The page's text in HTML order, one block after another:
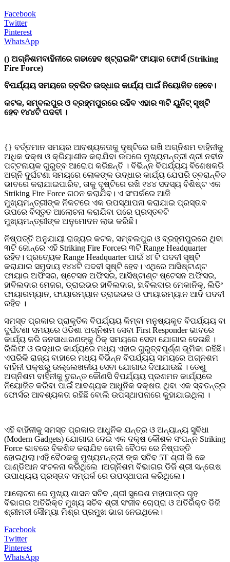
Facebook
Twitter
Pinterest
WhatsApp
() ଅଗ୍ନିଶମବାହିନୀରେ ଗଢାହେବ ଷ୍ଟ୍ରାଇକିଂ ଫାୟାର ଫୋର୍ସ (Striking
Fire Force)
ବିପର୍ଯ୍ୟୟ ସମୟରେ ତ୍ବରିତ ଉଦ୍ଧାର କାର୍ଯ୍ୟ ପାଇଁ ନିୟୋଜିତ ହେବେ।
କଟକ, ସମ୍ବଲପୁର ଓ ବ୍ରହ୍ମପୁରରେ ରହିବ ଏହାର ୩ଟି ୟୁନିଟ୍ ସୃଷ୍ଟି
ହେବ ୧୪୪ଟି ପଦବୀ ।
{} ବର୍ତ୍ତମାନ ସମୟର ଆବଶ୍ୟକତାକୁ ଦୃଷ୍ଟିରେ ରଖି ଅଗ୍ନିଶମ ବାହିନୀକୁ
ଅଧିକ ଦକ୍ଷ ଓ କ୍ରିୟାଶୀଳ କରାଯିବା ଉପରେ ମୁଖ୍ୟମନ୍ତ୍ରୀ ଶ୍ରୀ ନବୀନ
ପଟ୍ଟନାୟକ ଗୁରୁତ୍ବ ଆରୋପ କରିଛନ୍ତି । ବିଭିନ୍ନ ବିପର୍ଯ୍ୟୟ ବିଶେଷକରି
ଅଗ୍ନି ଦୁର୍ଘଟଣା ସମୟରେ ଲୋକଙ୍କ ଉଦ୍ଧାର କାର୍ଯ୍ୟ ଯେପରି ତ୍ବରାନ୍ବିତ
ଭାବରେ କରାଯାଇପାରିବ, ତାକୁ ଦୃଷ୍ଟିରେ ରଖି ୧୪୪ ସଦସ୍ୟ ବିଶିଷ୍ଟ ଏକ
Striking Fire Force ଗଠନ କରାଯିବ। ଏ ସଂପର୍କରେ ଆଜି
ମୁଖ୍ୟମନ୍ତ୍ରୀଙ୍କ ନିକଟରେ ଏକ ଉପସ୍ଥାପନା କରାଯାଇ ପ୍ରସ୍ତାବ
ଉପରେ ବିସ୍ତୃତ ଆଲୋଚନା କରାଯିବା ପରେ ପ୍ରସ୍ତବଟି
ମୁଖ୍ୟମନ୍ତ୍ରୀଙ୍କ ଅନୁମୋଦନ ଲାଭ କରିଛି।
ନିଷ୍ପତ୍ତି ଅନୁଯାୟୀ ରାଜ୍ୟର କଟକ, ସମ୍ବଲପୁର ଓ ବ୍ରହ୍ମପୁରରେ ଥିବା
୩ଟି ଜୋନ୍‌ରେ ଏହି Striking Fire Forceର ୩ଟି Range Headquarter
ରହିବ। ପ୍ରତ୍ୟେକ Range Headquarter ପାଇଁ ୪୮ଟି ପଦବୀ ସୃଷ୍ଟି
କରାଯାଇ ସମୁଦାୟ ୧୪୪ଟି ପଦବୀ ସୃଷ୍ଟି ହେବ। ଏଥିରେ ଆସିଷ୍ଟାଣ୍ଟ
ଫାୟାର ଅଫିସର, ଷ୍ଟେସନ ଅଫିସର, ଆସିଷ୍ଟାଣ୍ଟ ଷ୍ଟେସନ ଅଫିସର,
ହାବିଲଦାର ମେଜର, ଡ୍ରାଇଭର ହାବିଲଦାର, ହାବିଲଦାର ମେକାନିକ୍, ଲିଡିଂ
ଫାୟାରମ୍ୟାନ, ଫାୟାରମ୍ୟାନ ଡ୍ରାଇଭର ଓ ଫାୟାରମ୍ୟାନ ଆଦି ପଦବୀ
ରହିବ ।
ସମସ୍ତ ପ୍ରକାର ପ୍ରାକୃତିକ ବିପର୍ଯ୍ୟୟ କିମ୍ବା ମନୁଷ୍ୟକୃତ ବିପର୍ଯ୍ୟୟ ବା
ଦୁର୍ଘଟଣା ସମୟରେ ଓଡିଶା ଅଗ୍ନିଶମ ସେବା First Responder ଭାବରେ
କାର୍ଯ୍ୟ କରି ଜନସାଧାରଣଙ୍କୁ ଠିକ୍‌ ସମୟରେ ସେବା ଯୋଗାଇ ଦେଉଛି ।
ରିଲିଫ ଓ ଉଦ୍ଧାର କାର୍ଯ୍ୟରେ ମଧ୍ୟ ଏହାର ଗୁରୁତ୍ବପୂର୍ଣ୍ଣ ଭୂମିକା ରହିଛି।
ଏପରିକି ରାଜ୍ୟ ବାହାରେ ମଧ୍ୟ ବିଭିନ୍ନ ବିପର୍ଯ୍ୟୟ ସମୟରେ ଅଗ୍ନଶମ
ବାହିନୀ ପକ୍ଷରୁ ଉଲ୍ଲେଖନୀୟ ସେବା ଯୋଗାଇ ଦିଆଯାଉଛି । ତେଣୁ
ଅଗ୍ନିଶମ ବାହିନୀକୁ ତୁରନ୍ତ କୌଣସି ବିପର୍ଯ୍ୟୟ ପ୍ରଶମନ କାର୍ଯ୍ୟରେ
ନିୟୋଜିତ କରିବା ପାଇଁ ଆବଶ୍ୟକ ଆଧୁନିକ ଦକ୍ଷତା ଥିବା ଏକ ସ୍ବତନ୍ତ୍ର
ଫୋର୍ସର ଆବଶ୍ୟକତା ରହିଛି ବୋଲି ଉପସ୍ଥାପନାରେ କୁହାଯାଇଥିଲା ।
ଏହି ବାହିନୀକୁ ସମସ୍ତ ପ୍ରକାର ଆଧୁନିକ ଯନ୍ତ୍ର ଓ ଅନ୍ୟାନ୍ୟ ସୁବିଧା
(Modern Gadgets) ଯୋଗାଇ ଦେଇ ଏକ ଦକ୍ଷ କୌଶଳ ସଂପନ୍ନ Striking
Force ଭାବରେ ବିକଶିତ କରାଯିବ ବୋଲି ବୈଠକ ରେ ନିଷ୍ପତ୍ତି
ହୋଇଥିଲା।ଏହି ବୈଠକକୁ ମୁଖ୍ୟମନ୍ତ୍ରୀ ଙ୍କ ସଚିବ 5T ଶ୍ରୀ ଭି କେ
ପାଣ୍ଡିଆନ ସଂଚଳନା କରିଥିଲେ ।ଅଗ୍ନିଶମ ବିଭାଗର ଡିଜି ଶ୍ରୀ ସନ୍ତୋଷ
ଉପାଧ୍ୟୟ ପ୍ରସ୍ତାବ ସମ୍ପର୍କ ରେ ଉପସ୍ଥାପନା କରିଥିଲେ।
ଆଲୋଚନା ରେ ମୁଖ୍ୟ ଶାସନ ସଚିବ ,ଶ୍ରୀ ସୁରେଶ ମହାପାତ୍ର ଗୃହ
ବିଭାଗର ଅତିରିକ୍ତ ମୁଖ୍ୟ ସଚିବ ଶ୍ରୀ ସଂଜୀବ ଚୋପ୍ରା ଓ ଅତିରିକ୍ତ ଡିଜି
ଶ୍ରୀମତୀ ସୌମ୍ୟା ମିଶ୍ର ପ୍ରମୁଖ ଭାଗ ନେଇଥିଲେ।
Facebook
Twitter
Pinterest
WhatsApp